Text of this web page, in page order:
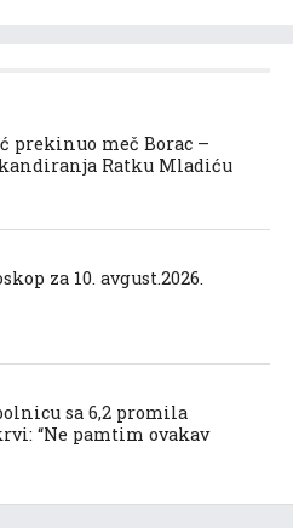
prekinuo meč Borac –
Ratku Mladiću
za 10. avgust.2026.
sa 6,2 promila
“Ne pamtim ovakav